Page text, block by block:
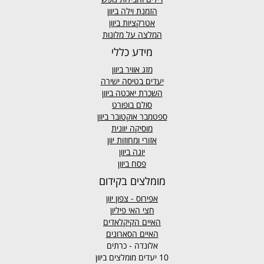
הזמנת וילה ביוון
אטרקציות ביוון
המלצה על מלונות
מידע כללי
מזג אווירביוון
יעדים בטיסה ישירה
השכרת יאכטה ביוון
סולם בופורט
ספטמבר אוקטובר ביוון
מוסיקה יוונית
אזורי ומחוזות יוון
יוגה ביוון
פסח ביוון
מומלצים בקידום
אפירוס - צפון יוון
חצי האי פיליון
האיים הקיקלאדים
האיים הסארונים
אלונדה - כרתים
10 יעדים מומלצים ביוון